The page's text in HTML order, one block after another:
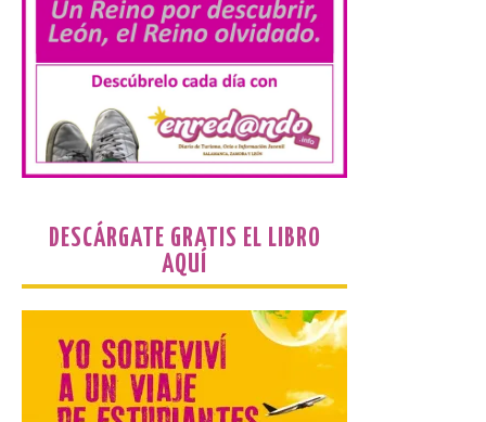
El parque amplía su
horario y refuerza los
transportes y la
hostelería. En Alto
Campoo continuará la
programación musical de Estación
Sonora. Peña Cabarga, elegido lugar
preferente en la comunidad autónoma,
contará con un dispositivo especial de
seguridad y acceso […]
Gijon prohíbe el baño en
San Lorenzo, Poniente y
Arbeyal el día del eclipse a
partir de las 19.00 horas.
8 Ago 2026
DESCÁRGATE GRATIS EL LIBRO
AQUÍ